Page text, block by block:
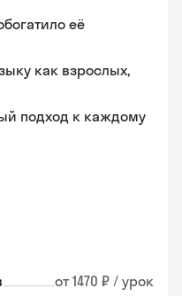
её
как взрослых,
подход к каждому
от 1470 ₽ / урок